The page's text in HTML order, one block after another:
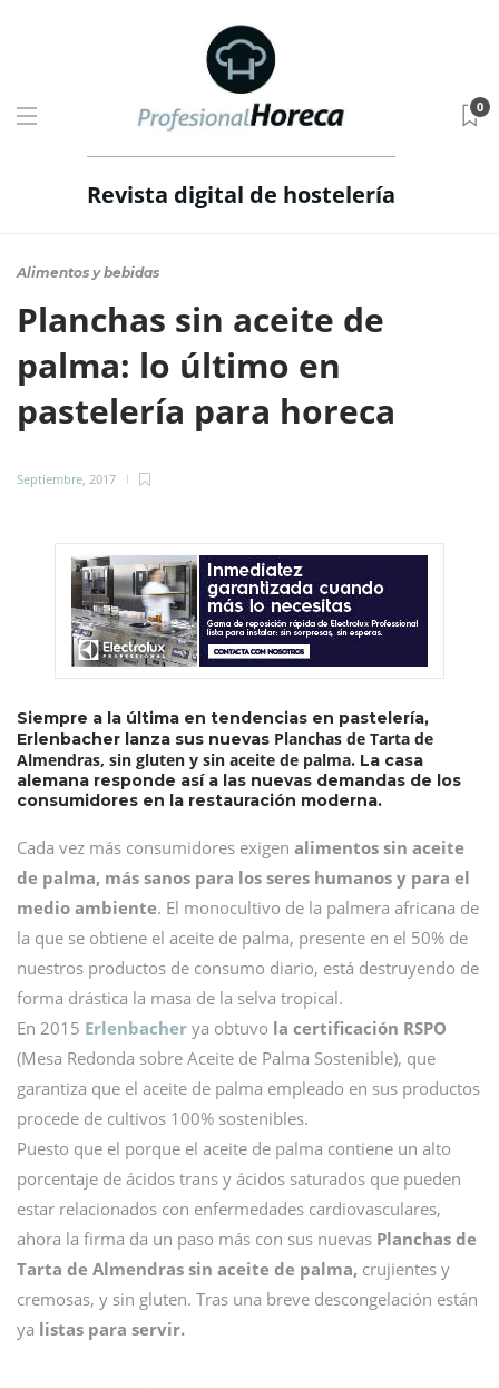
Revista digital de hostelería
0
Alimentos y bebidas
Planchas sin aceite de
palma: lo último en
pastelería para horeca
Septiembre, 2017
Siempre a la última en tendencias en pastelería,
Erlenbacher lanza sus nuevas Planchas de Tarta de
Almendras, sin gluten y sin aceite de palma. La casa
alemana responde así a las nuevas demandas de los
consumidores en la restauración moderna.
Cada vez más consumidores exigen alimentos sin aceite
de palma, más sanos para los seres humanos y para el
medio ambiente. El monocultivo de la palmera africana de
la que se obtiene el aceite de palma, presente en el 50% de
nuestros productos de consumo diario, está destruyendo de
forma drástica la masa de la selva tropical.
En 2015 Erlenbacher ya obtuvo la certificación RSPO
(Mesa Redonda sobre Aceite de Palma Sostenible), que
garantiza que el aceite de palma empleado en sus productos
procede de cultivos 100% sostenibles.
Puesto que el porque el aceite de palma contiene un alto
porcentaje de ácidos trans y ácidos saturados que pueden
estar relacionados con enfermedades cardiovasculares,
ahora la firma da un paso más con sus nuevas Planchas de
Tarta de Almendras sin aceite de palma, crujientes y
cremosas, y sin gluten. Tras una breve descongelación están
ya listas para servir.